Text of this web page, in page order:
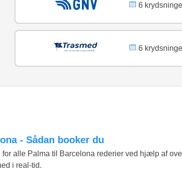
6
6
- Sådan booker du
alle Palma til Barcelona rederier ved hjælp af
i real-tid.